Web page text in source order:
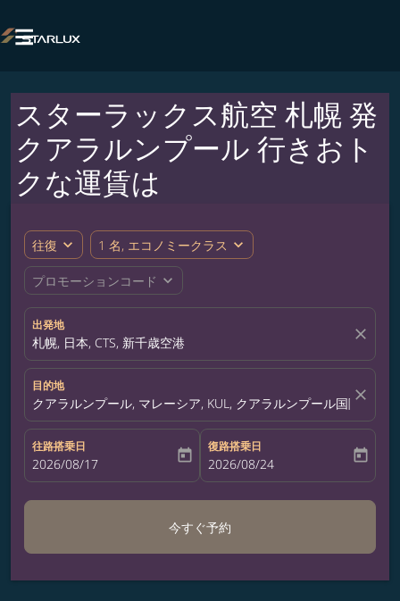

スターラックス航空 札幌 発
クアラルンプール 行きおト
クな運賃は
往復 expand_more 1 名, エコノミークラス expand_more
プロモーションコード expand_more
出発地
札幌, 日本, CTS, 新千歳空港 close
目的地
クアラルンプール, マレーシア, KUL, クアラルンプール国際空港
close
往路搭乗日
fc-booking-departure-date-aria-label
2026/08/17 today
復路搭乗日
fc-booking-return-date-aria-label
2026/08/24 today
今すぐ予約